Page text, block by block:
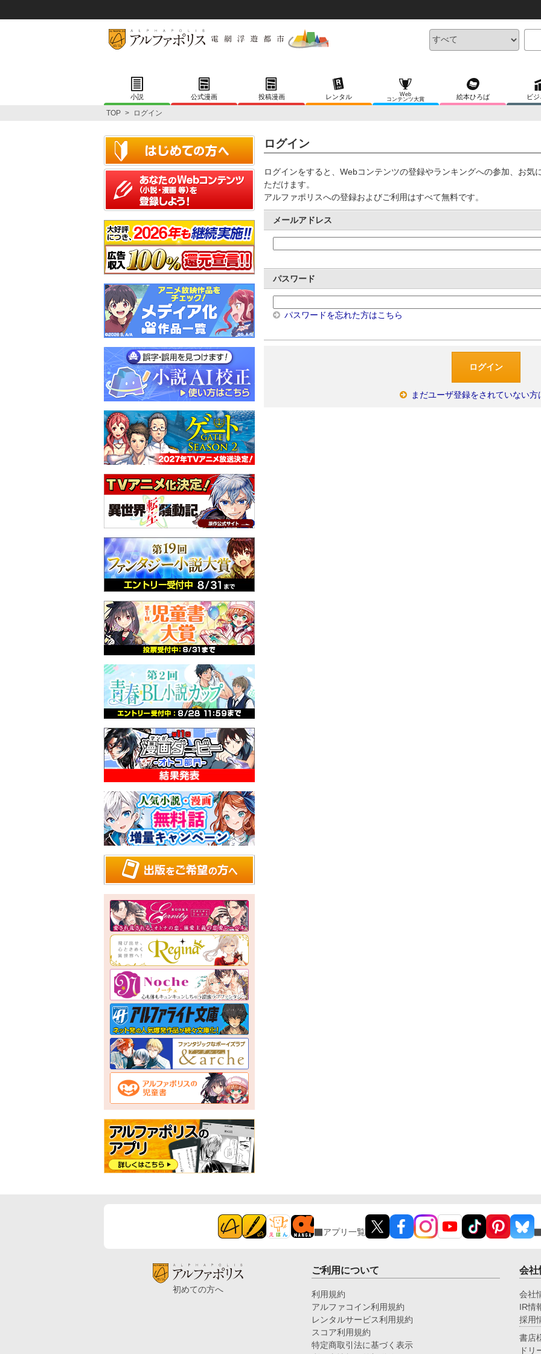
小説 公式漫画 投稿漫画 レンタル
Web
コンテンツ大賞
絵本ひろば ビ
TOP > ログイン
ログイン
ログインをすると、Webコンテンツの登録やランキングへの参加、お気
ただけます。
アルファポリスへの登録およびご利用はすべて無料です。
メールアドレス
パスワード
パスワードを忘れた方はこちら
まだユーザ登録をされていない方
アプリ一覧
初めての方へ
ご利用について
利用規約
アルファコイン利用規約
レンタルサービス利用規約
スコア利用規約
特定商取引法に基づく表示
会社
会社
IR情
採用
書店
ドリ